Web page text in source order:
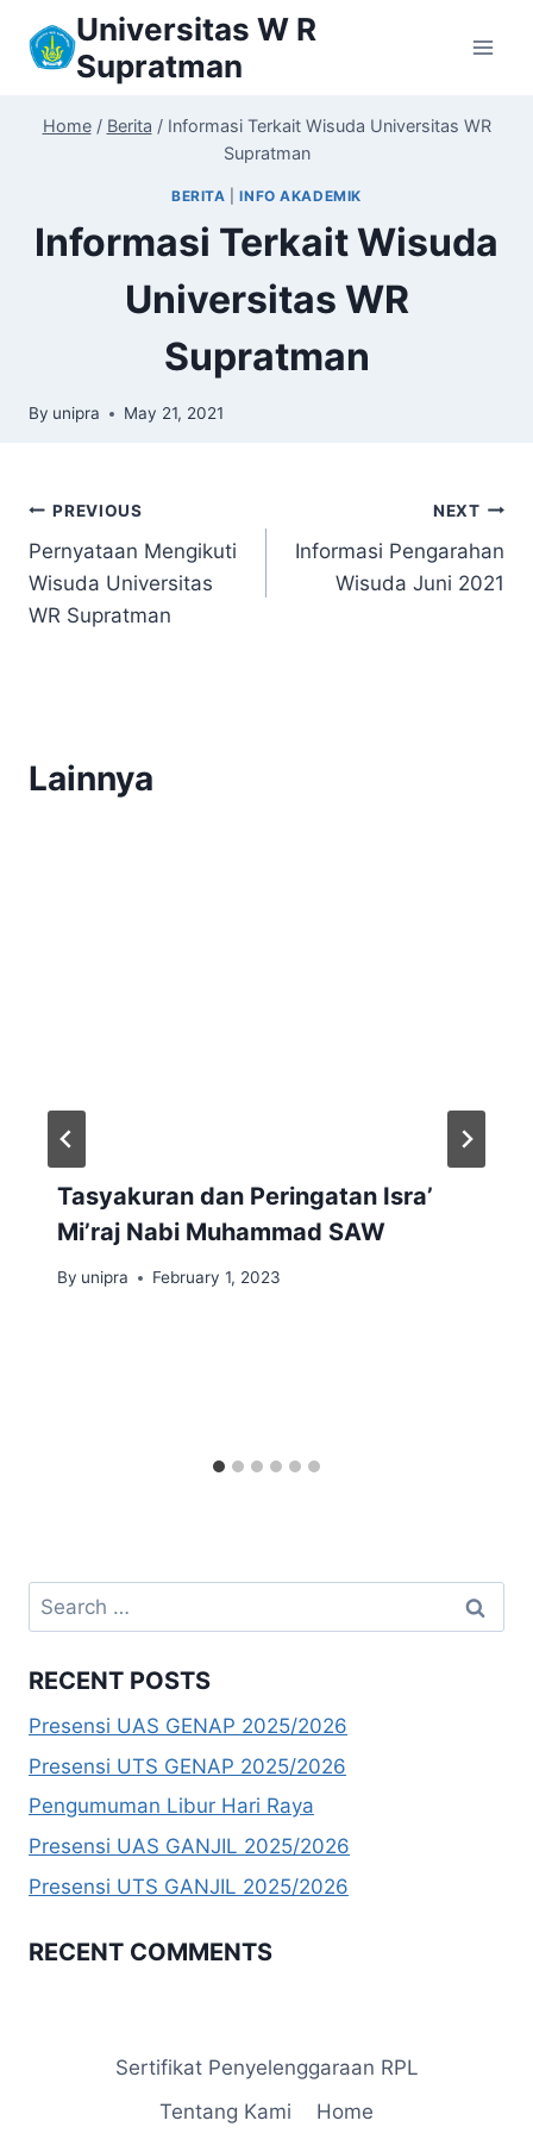
Universitas W R
Supratman
Home / Berita / Informasi Terkait Wisuda Universitas WR
Supratman
BERITA |INFO AKADEMIK
Informasi Terkait Wisuda
Universitas WR
Supratman
By unipra May 21, 2021
Post
navigation
PREVIOUS
Pernyataan Mengikuti
Wisuda Universitas
WR Supratman
NEXT
Informasi Pengarahan
Wisuda Juni 2021
Lainnya
Tasyakuran dan Peringatan Isra’
Mi’raj Nabi Muhammad SAW
By unipra February 1, 2023
Search
for:
RECENT POSTS
Presensi UAS GENAP 2025/2026
Presensi UTS GENAP 2025/2026
Pengumuman Libur Hari Raya
Presensi UAS GANJIL 2025/2026
Presensi UTS GANJIL 2025/2026
RECENT COMMENTS
Sertifikat Penyelenggaraan RPL
Tentang Kami
Home